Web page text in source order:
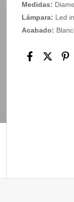
Medidas:
Lámpara: Led
Acabado: